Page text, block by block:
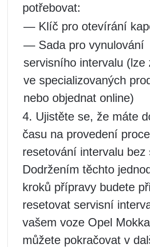
potřebovat:
— Klíč pro otevírání
— Sada pro vynulování
servisního intervalu (lze
ve specializovaných
nebo objednat online)
4. Ujistěte se, že máte
času na provedení
resetování intervalu bez
Dodržením těchto
kroků přípravy budete
resetovat servisní
vašem voze Opel
můžete pokračovat v